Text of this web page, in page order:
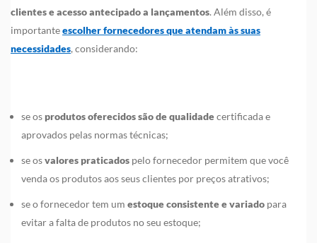
clientes e acesso antecipado a lançamentos. Além disso, é
importanteescolher fornecedores que atendam às suas
necessidades, considerando:
se os produtos oferecidos são de qualidade certificada e
aprovados pelas normas técnicas;
se osvalores praticados pelo fornecedor permitem que você
venda os produtos aos seus clientes por preços atrativos;
se o fornecedor tem um estoque consistente e variado para
evitar a falta de produtos no seu estoque;